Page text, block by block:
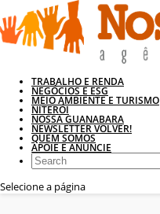
TRABALHO E RENDA
NEGÓCIOS E ESG
MEIO AMBIENTE E TURISMO
NITERÓI
NOSSA GUANABARA
NEWSLETTER VOLVER!
QUEM SOMOS
APOIE E ANUNCIE
Selecione a página